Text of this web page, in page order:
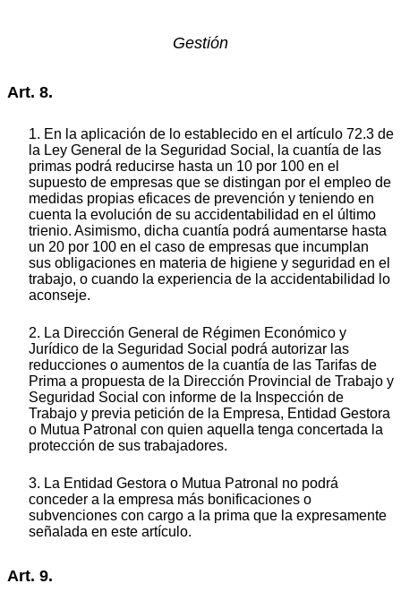
Gestión
Art. 8.
1. En la aplicación de lo establecido en el artículo 72.3 de
la Ley General de la Seguridad Social, la cuantía de las
primas podrá reducirse hasta un 10 por 100 en el
supuesto de empresas que se distingan por el empleo de
medidas propias eficaces de prevención y teniendo en
cuenta la evolución de su accidentabilidad en el último
trienio. Asimismo, dicha cuantía podrá aumentarse hasta
un 20 por 100 en el caso de empresas que incumplan
sus obligaciones en materia de higiene y seguridad en el
trabajo, o cuando la experiencia de la accidentabilidad lo
aconseje.
2. La Dirección General de Régimen Económico y
Jurídico de la Seguridad Social podrá autorizar las
reducciones o aumentos de la cuantía de las Tarifas de
Prima a propuesta de la Dirección Provincial de Trabajo y
Seguridad Social con informe de la Inspección de
Trabajo y previa petición de la Empresa, Entidad Gestora
o Mutua Patronal con quien aquella tenga concertada la
protección de sus trabajadores.
3. La Entidad Gestora o Mutua Patronal no podrá
conceder a la empresa más bonificaciones o
subvenciones con cargo a la prima que la expresamente
señalada en este artículo.
Art. 9.